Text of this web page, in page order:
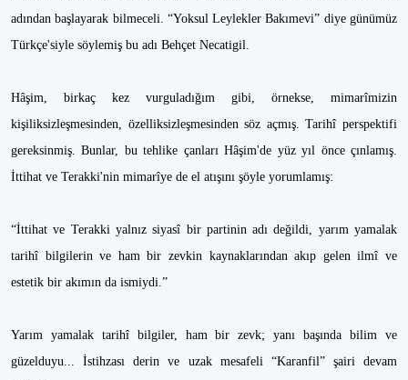
adından başlayarak bilmeceli. “Yoksul Leylekler Bakımevi” diye günümüz
Türkçe'siyle söylemiş bu adı Behçet Necatigil.
Hâşim, birkaç kez vurguladığım gibi, örnekse, mimarîmizin
kişiliksizleşmesinden, özelliksizleşmesinden söz açmış. Tarihî perspektifi
gereksinmiş. Bunlar, bu tehlike çanları Hâşim'de yüz yıl önce çınlamış.
İttihat ve Terakki'nin mimarîye de el atışını şöyle yorumlamış:
“İttihat ve Terakki yalnız siyasî bir partinin adı değildi, yarım yamalak
tarihî bilgilerin ve ham bir zevkin kaynaklarından akıp gelen ilmî ve
estetik bir akımın da ismiydi.”
Yarım yamalak tarihî bilgiler, ham bir zevk; yanı başında bilim ve
güzelduyu... İstihzası derin ve uzak mesafeli “Karanfil” şairi devam